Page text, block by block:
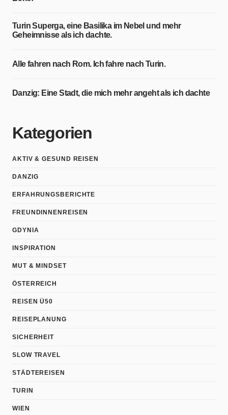
Turin Superga, eine Basilika im Nebel und mehr
Geheimnisse als ich dachte.
Alle fahren nach Rom. Ich fahre nach Turin.
Danzig: Eine Stadt, die mich mehr angeht als ich dachte
Kategorien
AKTIV & GESUND REISEN
DANZIG
ERFAHRUNGSBERICHTE
FREUNDINNENREISEN
GDYNIA
INSPIRATION
MUT & MINDSET
ÖSTERREICH
REISEN Ü50
REISEPLANUNG
SICHERHEIT
SLOW TRAVEL
STÄDTEREISEN
TURIN
WIEN